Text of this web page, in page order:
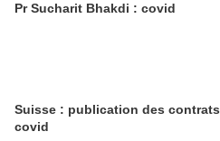
Pr Sucharit Bhakdi : covid
Suisse : publication des contrats
covid